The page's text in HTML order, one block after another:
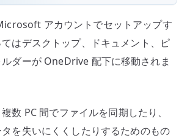
アカウントでセットアップす
はデスクトップ、ドキュメント、ピ
ダーが OneDrive 配下に移動されま
数 PC 間でファイルを同期したり、
を失いにくくしたりするためのもの